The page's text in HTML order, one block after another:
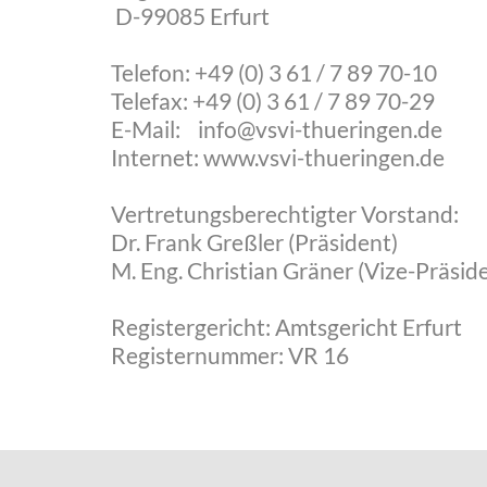
D-99085 Erfurt
Telefon: +49 (0) 3 61 / 7 89 70-10
Telefax: +49 (0) 3 61 / 7 89 70-29
E-Mail: info@vsvi-thueringen.de
Internet:www.vsvi-thueringen.de
Vertretungsberechtigter Vorstand:
Dr. Frank Greßler (Präsident)
M. Eng. Christian Gräner (Vize-
Registergericht: Amtsgericht Erfurt
Registernummer: VR 16